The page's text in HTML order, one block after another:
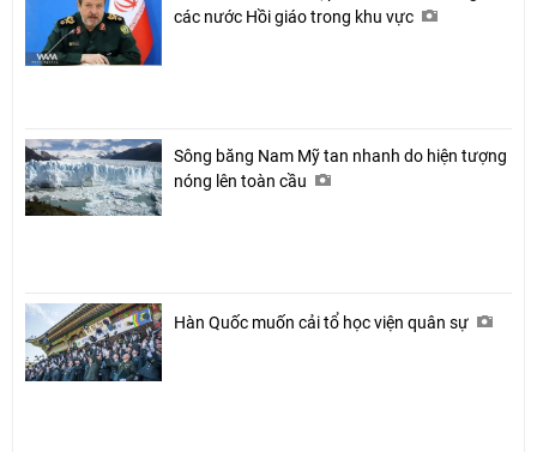
các nước Hồi giáo trong khu vực
Sông băng Nam Mỹ tan nhanh do hiện tượng
nóng lên toàn cầu
Hàn Quốc muốn cải tổ học viện quân sự